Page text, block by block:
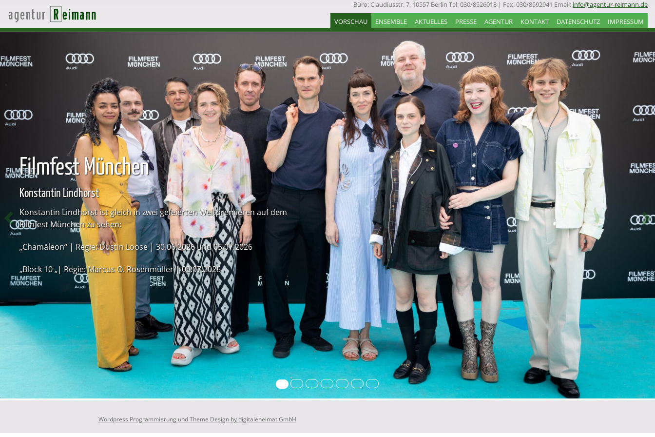
Büro: Claudiusstr. 7, 10557 Berlin Tel: 030/8526018 | Fax: 030/8592941 Email: info@agentur-reimann.de
VORSCHAU
ENSEMBLE AKTUELLES PRESSE AGENTUR KONTAKT DATENSCHUTZ IMPRESSUM
Filmfest München
Konstantin Lindhorst
Konstantin Lindhorst ist gleich in zwei gefeierten Weltpremieren auf dem
Filmfest München zu sehen:
„Chamäleon“ | Regie: Dustin Loose | 30.06.2026 und 05.07.2026
„Block 10 „| Regie: Marcus O. Rosenmüller | 03.07.2026
Previous
Wordpress Programmierung und Theme Design by digitaleheimat GmbH